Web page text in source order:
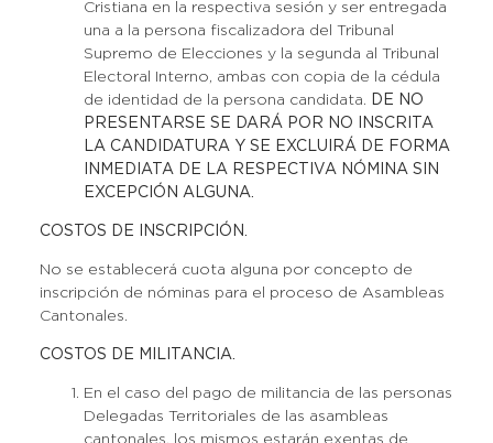
Cristiana en la respectiva sesión y ser entregada
una a la persona fiscalizadora del Tribunal
Supremo de Elecciones y la segunda al Tribunal
Electoral Interno, ambas con copia de la cédula
de identidad de la persona candidata.
DE NO
PRESENTARSE SE DARÁ POR NO INSCRITA
LA CANDIDATURA Y SE EXCLUIRÁ DE FORMA
INMEDIATA DE LA RESPECTIVA NÓMINA SIN
EXCEPCIÓN ALGUNA.
COSTOS DE INSCRIPCIÓN.
No se establecerá cuota alguna por concepto de
inscripción de nóminas para el proceso de Asambleas
Cantonales.
COSTOS DE MILITANCIA.
En el caso del pago de militancia de las personas
Delegadas Territoriales de las asambleas
cantonales, los mismos estarán exentas de